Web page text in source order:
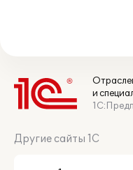
и
Другие сайты 1С